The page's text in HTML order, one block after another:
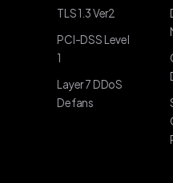
TLS 1.3 Ver2
PCI-DSS Level
1
Layer 7 DDoS
Defans